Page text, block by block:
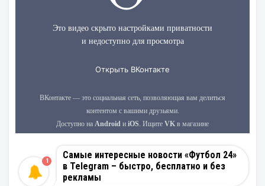
Самые интересные новости «Футбол 24»
в Telegram – быстро, бесплатно и без
рекламы
1